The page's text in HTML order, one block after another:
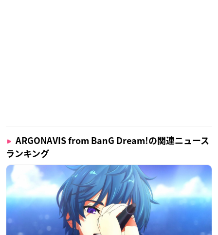
ARGONAVIS from BanG Dream!の関連ニュース
ランキング